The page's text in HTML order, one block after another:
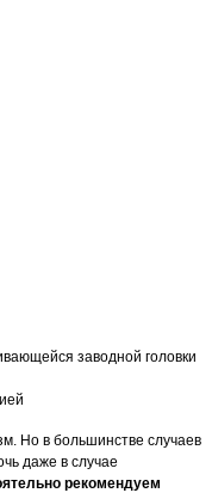
заводной головки
Но в большинстве случаев
даже в случае
рекомендуем